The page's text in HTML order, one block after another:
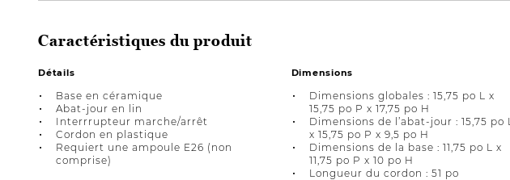
Caractéristiques du produit
Détails
Base en céramique
Abat-jour en lin
Interrrupteur marche/arrêt
Cordon en plastique
Requiert une ampoule E26 (non
comprise)
Dimensions
Dimensions globales : 15,75 po L x
15,75 po P x 17,75 po H
Dimensions de l’abat-jour : 15,75 po L
x 15,75 po P x 9,5 po H
Dimensions de la base : 11,75 po L x
11,75 po P x 10 po H
Longueur du cordon : 51 po